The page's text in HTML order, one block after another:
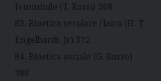
femminile (T. Rossi) 368
83. Bioetica secolare / laica (H. T.
Engelhardt, Jr.) 372
84. Bioetica sociale (G. Russo)
380